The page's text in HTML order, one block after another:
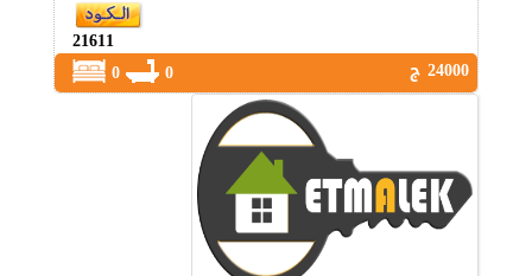
21611
24000 ج
0